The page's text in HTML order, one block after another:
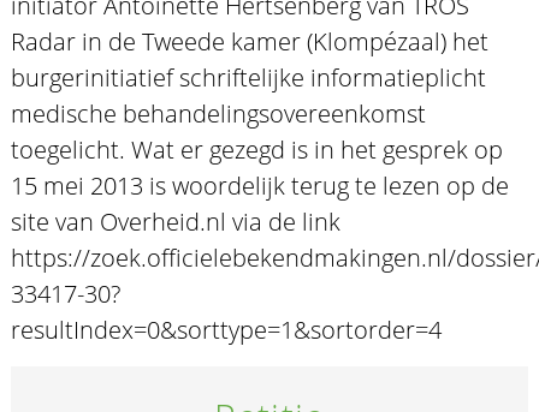
Radar in de Tweede kamer (Klompézaal) het
burgerinitiatief schriftelijke informatieplicht
medische behandelingsovereenkomst
toegelicht. Wat er gezegd is in het gesprek op
15 mei 2013 is woordelijk terug te lezen op de
site van Overheid.nl via de link
https://zoek.officielebekendmakingen.nl/
33417-30?
resultIndex=0&sorttype=1&sortorder=4